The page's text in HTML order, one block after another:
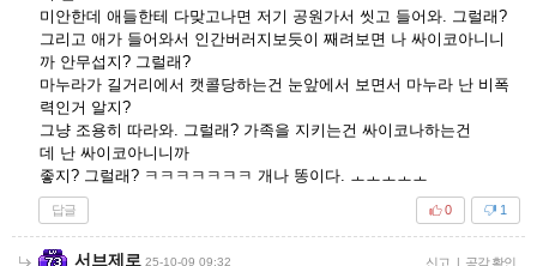
미안한데 애들한테 다맞고나면 저기 공원가서 씻고 들어와. 그럴래?
그리고 애가 들어와서 인간버러지보듯이 째려보면 나 싸이코아니니
까 안무섭지? 그럴래?
마누라가 길거리에서 캣콜당하는건 눈앞에서 보면서 마누라 난 비폭
력인거 알지?
그냥 조용히 따라와. 그럴래? 가족을 지키는건 싸이코나하는건
데 난 싸이코아니니까
좋지? 그럴래? ㅋㅋㅋㅋㅋㅋㅋ 개나 똥이다. ㅗㅗㅗㅗㅗ
답글 1
0
서브제로 25-10-09 09:32 신고 | 공감 확인